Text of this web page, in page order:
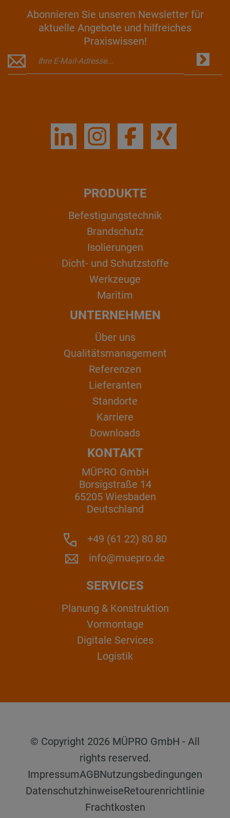
Abonnieren Sie unseren Newsletter für
aktuelle Angebote und hilfreiches
Praxiswissen!
PRODUKTE
Befestigungstechnik
Brandschutz
Isolierungen
Dicht- und Schutzstoffe
Werkzeuge
Maritim
UNTERNEHMEN
Über uns
Qualitätsmanagement
Referenzen
Lieferanten
Standorte
Karriere
Downloads
KONTAKT
MÜPRO GmbH
Borsigstraße 14
65205 Wiesbaden
Deutschland
+49 (61 22) 80 80
info@muepro.de
SERVICES
Planung & Konstruktion
Vormontage
Digitale Services
Logistik
© Copyright 2026 MÜPRO GmbH - All
rights reserved.
ImpressumAGBNutzungsbedingungen
DatenschutzhinweiseRetourenrichtlinie
Frachtkosten